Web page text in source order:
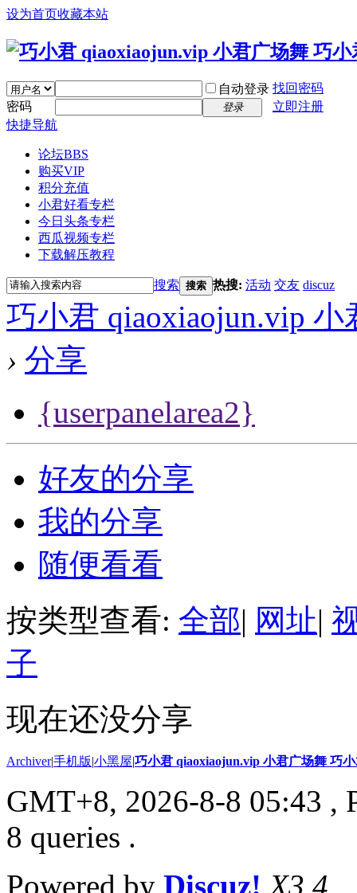
设为首页收藏本站
自动登录 找回密码
密码
登录
立即注册
快捷导航
论坛BBS
购买VIP
积分充值
小君好看专栏
今日头条专栏
西瓜视频专栏
下载解压教程
搜索 搜索 热搜: 活动 交友 discuz
巧小君 qiaoxiaojun.vip
› 分享
{userpanelarea2}
好友的分享
我的分享
随便看看
按类型查看: 全部| 网址|
子
现在还没分享
Archiver|手机版|小黑屋|巧小君 qiaoxiaojun.vip 小君广场舞 巧
GMT+8, 2026-8-8 05:43 ,
8 queries .
Powered by Discuz! X3.4